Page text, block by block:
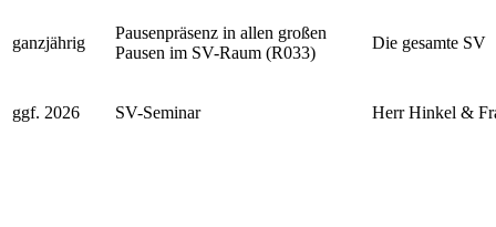
ganzjährig
Pausenpräsenz in allen großen
Pausen im SV-Raum (R033)
Die gesamte SV
ggf. 2026 SV-Seminar Herr Hinkel &